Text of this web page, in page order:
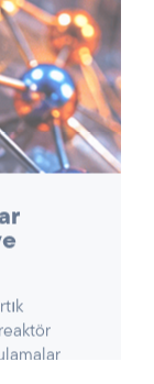
bileşimleri
ve